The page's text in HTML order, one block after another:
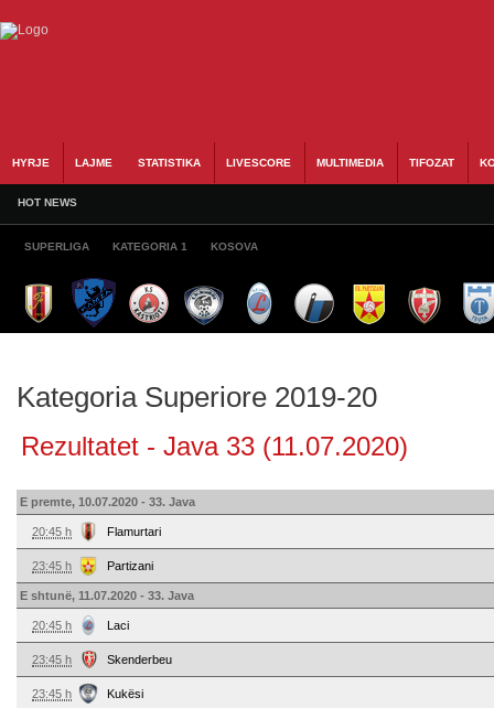
HYRJE LAJME STATISTIKA LIVESCORE MULTIMEDIA TIFOZAT
HOT NEWS
SUPERLIGA KATEGORIA 1 KOSOVA
Kategoria Superiore 2019-20
Rezultatet - Java 33 (11.07.2020)
E premte, 10.07.2020 - 33. Java
20:45 h Flamurtari
23:45 h Partizani
E shtunë, 11.07.2020 - 33. Java
20:45 h Laci
23:45 h Skenderbeu
23:45 h Kukësi